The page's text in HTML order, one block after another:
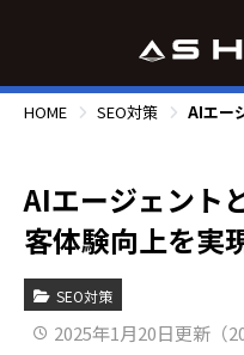
HOME SEO対策
AIエージェント
客体験向上を実
SEO対策
2025年1月20日更新（